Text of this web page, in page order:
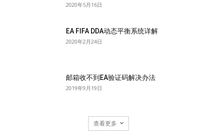
2020年5月16日
EA FIFA DDA动态平衡系统详解
2020年2月24日
邮箱收不到EA验证码解决办法
2019年9月19日
查看更多